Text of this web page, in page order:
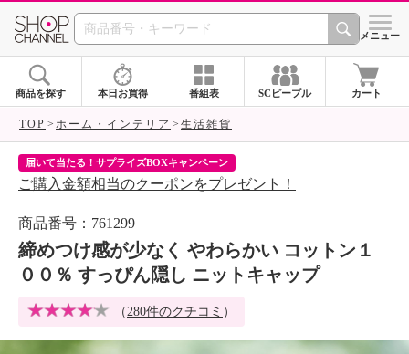
SHOP CHANNEL シメニュー
商品を探す 本日お買得 番組表 SCピープル カート
TOP ホーム・インテリア 生活雑貨
届いて当たる！サプライズBOXキャンペーン
ご購入金額相当のクーポンをプレゼント！
商品番号：761299
締めつけ感が少なく やわらかい コットン１
００％ すっぴん隠し ニットキャップ
（280件のクチコミ ）